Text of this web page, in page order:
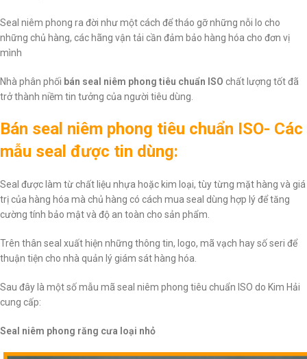
Seal niêm phong ra đời như một cách để tháo gỡ những nỗi lo cho
những chủ hàng, các hãng vận tải cần đảm bảo hàng hóa cho đơn vị
mình
Nhà phân phối bán seal niêm phong tiêu chuẩn ISO chất lượng tốt đã
trở thành niềm tin tưởng của người tiêu dùng.
Bán seal niêm phong tiêu chuẩn ISO- Các
mẫu seal được tin dùng:
Seal được làm từ chất liệu nhựa hoặc kim loại, tùy từng mặt hàng và giá
trị của hàng hóa mà chủ hàng có cách mua seal dùng hợp lý để tăng
cường tính bảo mật và độ an toàn cho sản phẩm.
Trên thân seal xuất hiện những thông tin, logo, mã vạch hay số seri để
thuận tiện cho nhà quản lý giám sát hàng hóa.
Sau đây là một số mẫu mã seal niêm phong tiêu chuẩn ISO do Kim Hải
cung cấp:
Seal niêm phong răng cưa loại nhỏ